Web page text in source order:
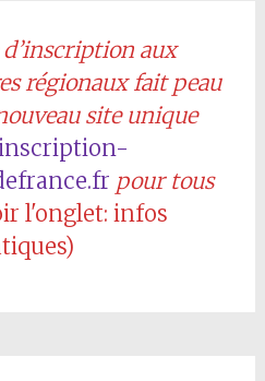
aux
régionaux fait peau
site unique
pour tous
l'onglet: infos